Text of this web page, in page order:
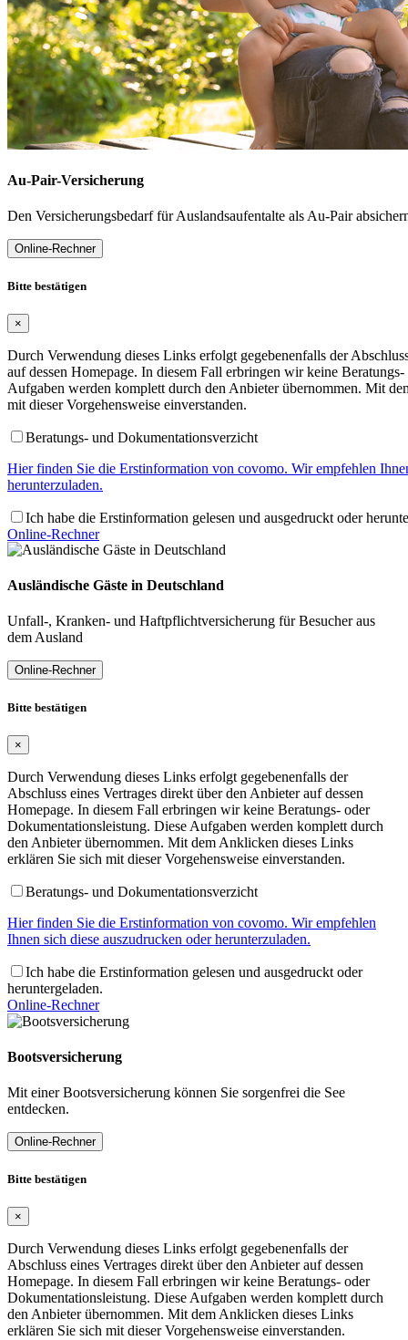
Au-Pair-Versicherung
Den Versicherungsbedarf für Auslandsaufentalte als Au-Pair
Online-Rechner
Bitte bestätigen
×
Durch Verwendung dieses Links erfolgt gegebenenfalls der
auf dessen Homepage. In diesem Fall erbringen wir keine
Aufgaben werden komplett durch den Anbieter übernommen. Mit
mit dieser Vorgehensweise einverstanden.
Beratungs- und Dokumentationsverzicht
Hier finden Sie die Erstinformation von covomo. Wir empfehlen
herunterzuladen.
Ich habe die Erstinformation gelesen und ausgedruckt oder
Online-Rechner
Ausländische Gäste in Deutschland
Unfall-, Kranken- und Haftpflichtversicherung für Besucher aus
dem Ausland
Online-Rechner
Bitte bestätigen
×
Durch Verwendung dieses Links erfolgt gegebenenfalls der
Abschluss eines Vertrages direkt über den Anbieter auf dessen
Homepage. In diesem Fall erbringen wir keine Beratungs- oder
Dokumentationsleistung. Diese Aufgaben werden komplett durch
den Anbieter übernommen. Mit dem Anklicken dieses Links
erklären Sie sich mit dieser Vorgehensweise einverstanden.
Beratungs- und Dokumentationsverzicht
Hier finden Sie die Erstinformation von covomo. Wir empfehlen
Ihnen sich diese auszudrucken oder herunterzuladen.
Ich habe die Erstinformation gelesen und ausgedruckt oder
heruntergeladen.
Online-Rechner
Bootsversicherung
Mit einer Bootsversicherung können Sie sorgenfrei die See
entdecken.
Online-Rechner
Bitte bestätigen
×
Durch Verwendung dieses Links erfolgt gegebenenfalls der
Abschluss eines Vertrages direkt über den Anbieter auf dessen
Homepage. In diesem Fall erbringen wir keine Beratungs- oder
Dokumentationsleistung. Diese Aufgaben werden komplett durch
den Anbieter übernommen. Mit dem Anklicken dieses Links
erklären Sie sich mit dieser Vorgehensweise einverstanden.